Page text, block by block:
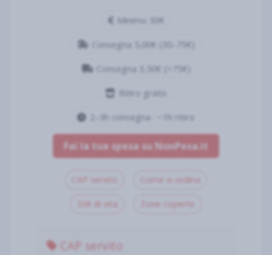
Minimo 30€
Consegna 5,00€ (30–75€)
Consegna 3,50€ (>75€)
Ritiro gratis
2–3h consegna · ~1h ritiro
Fai la tua spesa su NonPesa.it
CAP servito Come si ordina
Stili di vita Zone coperte
CAP servito